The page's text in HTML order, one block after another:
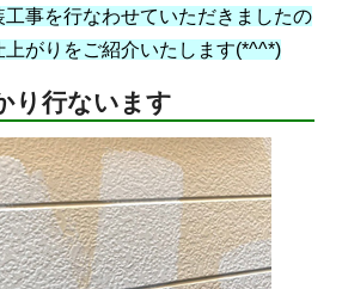
事を行なわせていただきましたの
がりをご紹介いたします(*^^*)
り行ないます